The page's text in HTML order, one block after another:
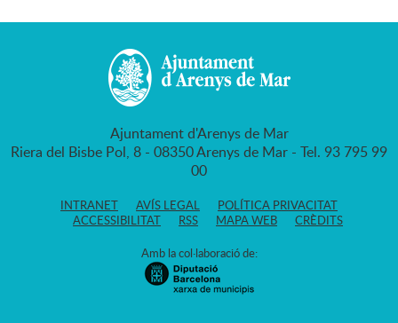
Ajuntament d'Arenys de Mar
Riera del Bisbe Pol, 8 - 08350 Arenys de Mar - Tel. 93 795 99
00
INTRANET AVÍS LEGAL
POLÍTICA PRIVACITAT
ACCESSIBILITAT
RSS MAPA WEB CRÈDITS
Amb la col·laboració de: